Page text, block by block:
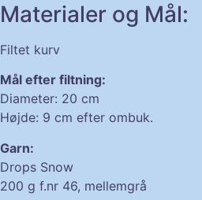
Materialer og Mål:
Filtet kurv
Mål efter filtning:
Diameter: 20 cm
Højde: 9 cm efter ombuk.
Garn:
Drops Snow
200 g f.nr 46, mellemgrå